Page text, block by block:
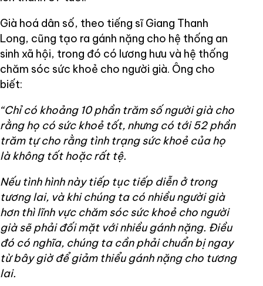
Già hoá dân số, theo tiếng sĩ Giang Thanh
Long, cũng tạo ra gánh nặng cho hệ thống an
sinh xã hội, trong đó có lương hưu và hệ thống
chăm sóc sức khoẻ cho người già. Ông cho
biết:
“Chỉ có khoảng 10 phần trăm số người già cho
rằng họ có sức khoẻ tốt, nhưng có tới 52 phần
trăm tự cho rằng tình trạng sức khoẻ của họ
là không tốt hoặc rất tệ.
Nếu tình hình này tiếp tục tiếp diễn ở trong
tương lai, và khi chúng ta có nhiều người già
hơn thì lĩnh vực chăm sóc sức khoẻ cho người
già sẽ phải đối mặt với nhiều gánh nặng. Điều
đó có nghĩa, chúng ta cần phải chuẩn bị ngay
từ bây giờ để giảm thiểu gánh nặng cho tương
lai.